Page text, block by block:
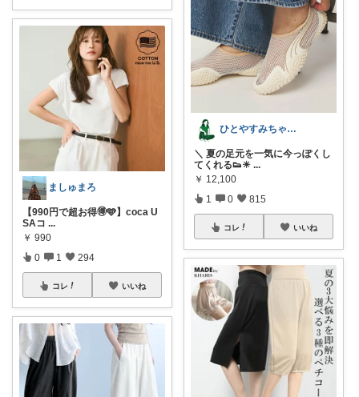
ましゅまろ
【990円で超お得🉐🩵】coca U
SAコ ...
￥ 990
0 1 294
コレ いいね
ひとやすみちゃん＊シンプルひとり暮らし
＼ 夏の足元を一気に今っぽくし
てくれる👟☀ ...
￥ 12,100
1 0 815
コレ いいね